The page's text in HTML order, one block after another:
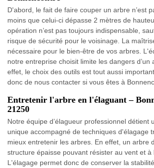
D'abord, le fait de faire couper un arbre n’est
moins que celui-ci dépasse 2 mètres de
opération n’est pas toujours indispensable,
risque de sécurité pour le voisinage. La
nécessaire pour le bien-être de vos arbres.
notre entreprise choisit limite les dangers d’un
effet, le choix des outils est tout aussi
donc de nous contacter si vous êtes à
Entretenir l'arbre en l'élaguant –
21250
Notre équipe d’élagueur professionnel détient
unique accompagné de techniques d'élagage
mieux entretenir les arbres. En effet, un arbre
structure épaisse pouvant résister au vent et à
L'élagage permet donc de conserver la